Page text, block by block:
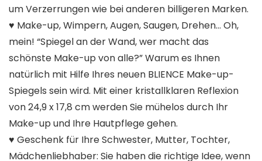
um Verzerrungen wie bei anderen billigeren Marken.
♥ Make-up, Wimpern, Augen, Saugen, Drehen… Oh,
mein! “Spiegel an der Wand, wer macht das
schönste Make-up von alle?” Warum es Ihnen
natürlich mit Hilfe Ihres neuen BLIENCE Make-up-
Spiegels sein wird. Mit einer kristallklaren Reflexion
von 24,9 x 17,8 cm werden Sie mühelos durch Ihr
Make-up und Ihre Hautpflege gehen.
♥ Geschenk für Ihre Schwester, Mutter, Tochter,
Mädchenliebhaber: Sie haben die richtige Idee, wenn